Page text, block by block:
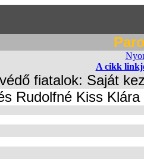
A cikk
fiatalok: Saját
Rudolfné Kiss Klára